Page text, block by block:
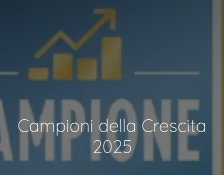
Campioni della Crescita
2025